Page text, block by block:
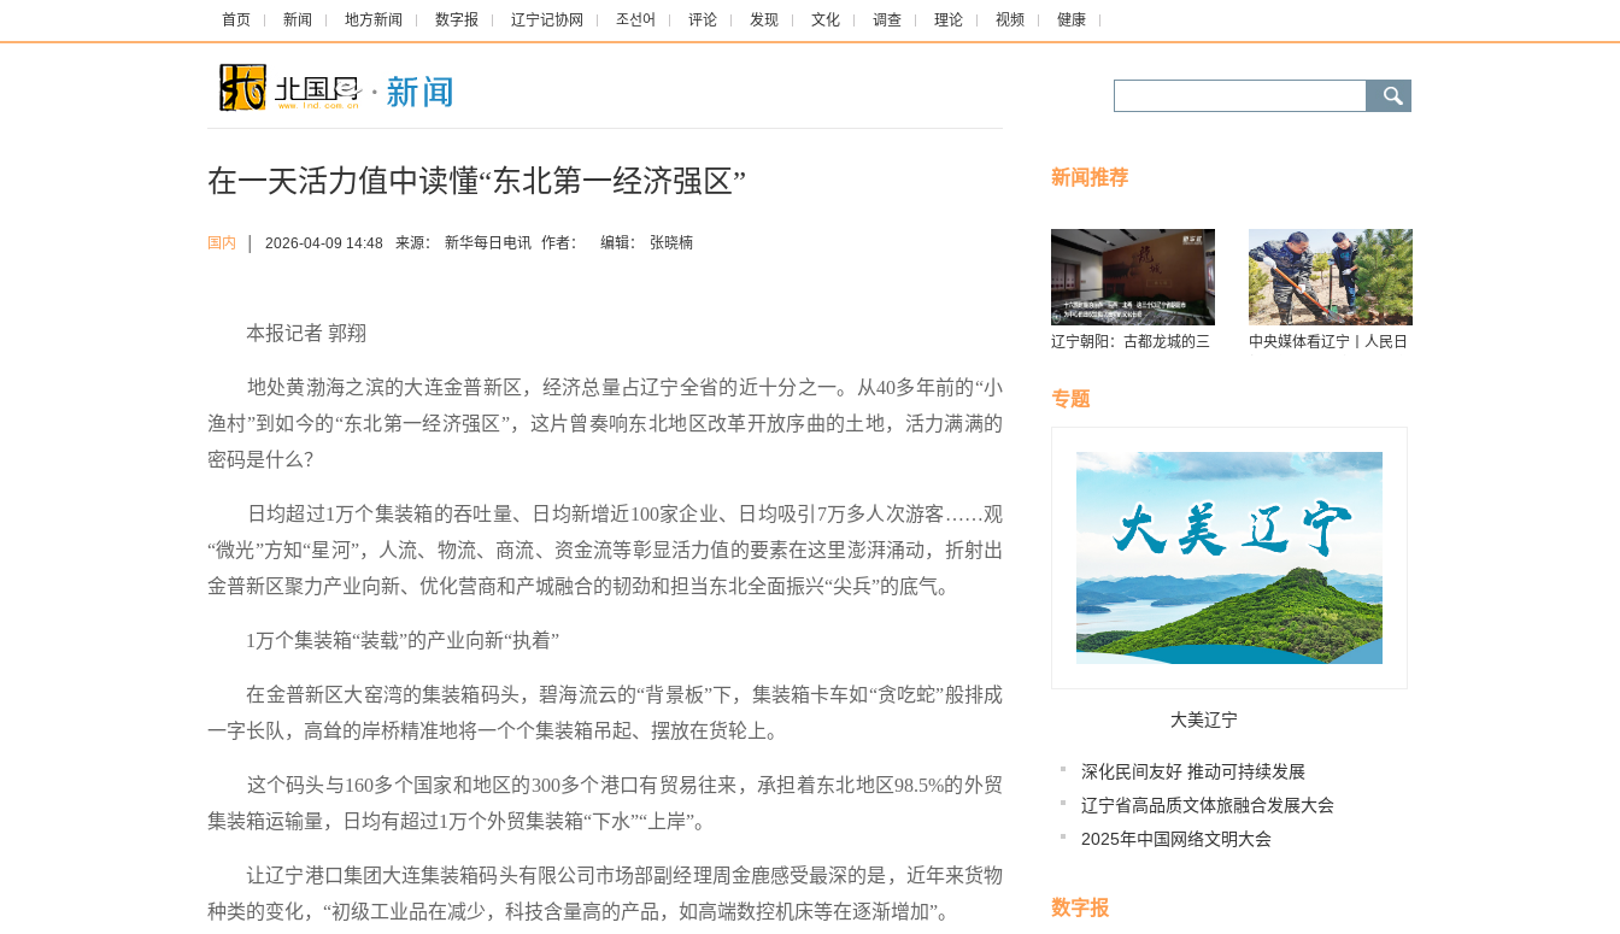
首页 新闻 地方新闻 数字报 辽宁记协网 조선어 评论 发现 文化 调查 理论 视频 健康
在一天活力值中读懂“东北第一经济强区”
国内 2026-04-09 14:48 来源： 新华每日电讯 作者： 编辑： 张晓楠
本报记者 郭翔
地处黄渤海之滨的大连金普新区，经济总量占辽宁全省的近十分之一。从40多年前的“小
渔村”到如今的“东北第一经济强区”，这片曾奏响东北地区改革开放序曲的土地，活力满满的
密码是什么？
日均超过1万个集装箱的吞吐量、日均新增近100家企业、日均吸引7万多人次游客……观
“微光”方知“星河”，人流、物流、商流、资金流等彰显活力值的要素在这里澎湃涌动，折射出
金普新区聚力产业向新、优化营商和产城融合的韧劲和担当东北全面振兴“尖兵”的底气。
1万个集装箱“装载”的产业向新“执着”
在金普新区大窑湾的集装箱码头，碧海流云的“背景板”下，集装箱卡车如“贪吃蛇”般排成
一字长队，高耸的岸桥精准地将一个个集装箱吊起、摆放在货轮上。
这个码头与160多个国家和地区的300多个港口有贸易往来，承担着东北地区98.5%的外贸
集装箱运输量，日均有超过1万个外贸集装箱“下水”“上岸”。
让辽宁港口集团大连集装箱码头有限公司市场部副经理周金鹿感受最深的是，近年来货物
种类的变化，“初级工业品在减少，科技含量高的产品，如高端数控机床等在逐渐增加”。
新闻推荐
辽宁朝阳：古都龙城的三
中央媒体看辽宁丨人民日
专题
大美辽宁
深化民间友好 推动可持续发展
辽宁省高品质文体旅融合发展大会
2025年中国网络文明大会
数字报